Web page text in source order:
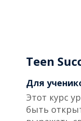
Teen
Для
Этот курс
быть